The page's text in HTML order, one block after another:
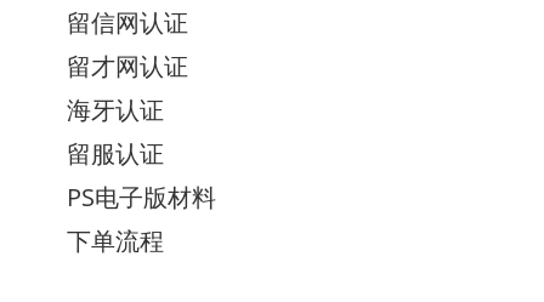
留信网认证
留才网认证
海牙认证
留服认证
PS电子版材料
下单流程